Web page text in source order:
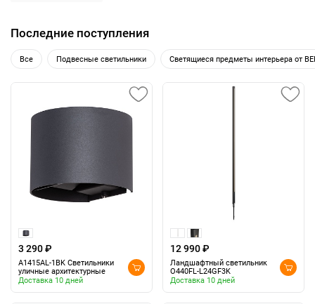
Последние поступления
Все Подвесные светильники Светящиеся предметы интерьера от
3 290 ₽
A1415AL-1BK Светильники
уличные архитектурные
Доставка 10 дней
12 990 ₽
Ландшафтный светильник
O440FL-L24GF3K
Доставка 10 дней